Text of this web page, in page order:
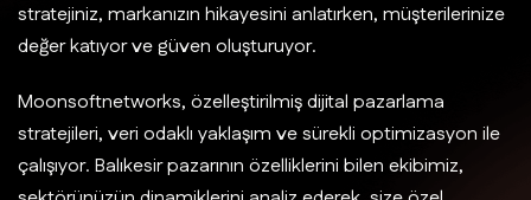
stratejiniz, markanızın hikayesini anlatırken, müşterilerinize
değer katıyor ve güven oluşturuyor.
Moonsoftnetworks, özelleştirilmiş dijital pazarlama
stratejileri, veri odaklı yaklaşım ve sürekli optimizasyon ile
çalışıyor. Balıkesir pazarının özelliklerini bilen ekibimiz,